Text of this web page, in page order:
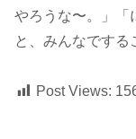
やろうな〜。」「
と、みんなでする
Post Views: